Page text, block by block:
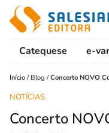
Catequese e-
Início / Blog /Concerto NOVO
NOTÍCIAS
Concerto